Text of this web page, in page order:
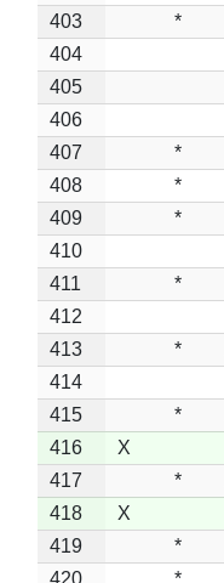
403
*
404
405
406
407
*
408
*
409
*
410
411
*
412
413
*
414
415
*
416
X
417
*
418
X
419
*
420
*